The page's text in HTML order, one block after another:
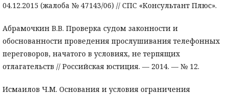
04.12.2015 (жалоба № 47143/06) // СПС «Консультант Плюс».
Абрамочкин В.В. Проверка судом законности и
обоснованности проведения прослушивания телефонных
переговоров, начатого в условиях, не терпящих
отлагательств // Российская юстиция. — 2014. — № 12.
Исмаилов Ч.М. Основания и условия ограничения